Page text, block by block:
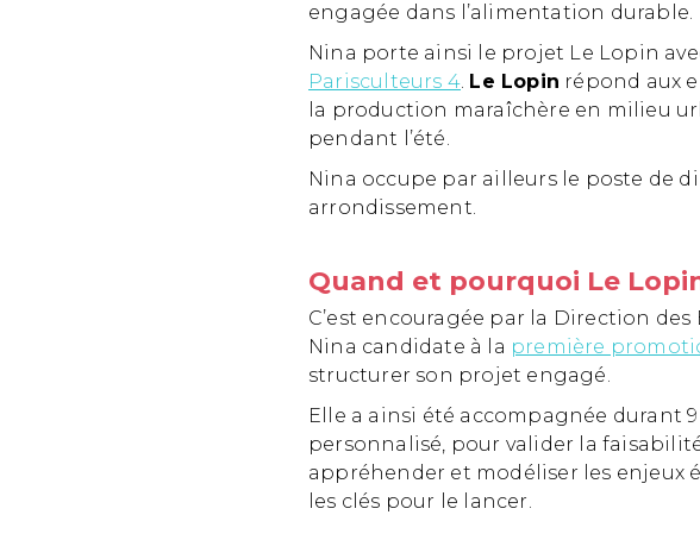
engagée dans l’alimentation durable.
Nina porte ainsi le projet Le Lopin
Parisculteurs 4. Le Lopin répond aux
la production maraîchère en milieu
pendant l’été.
Nina occupe par ailleurs le poste de
arrondissement.
Quand et pourquoi Le
C’est encouragée par la Direction
Nina candidate à la première
structurer son projet engagé.
Elle a ainsi été accompagnée durant
personnalisé, pour valider la
appréhender et modéliser les
les clés pour le lancer.